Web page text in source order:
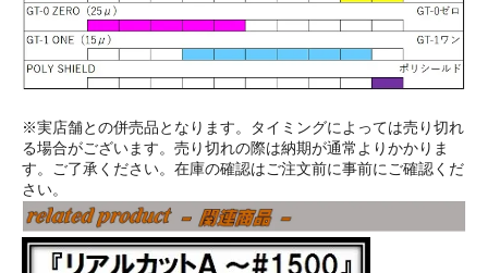
※実店舗との併売品となります。タイミングによっては売り切れ
る場合がございます。売り切れの際は納期が通常よりかかりま
す。ご了承ください。在庫の確認はご注文前に事前にご確認くだ
さい。